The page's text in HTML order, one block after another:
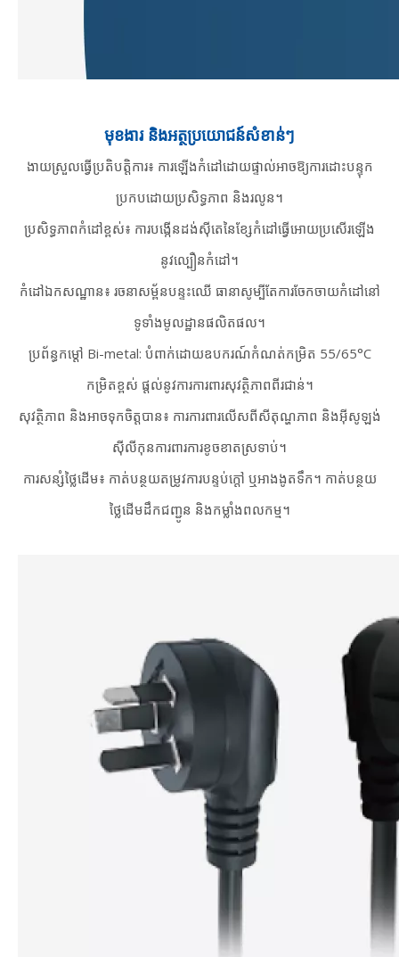
មុខងារ និងអត្ថប្រយោជន៍សំខាន់ៗ
ងាយស្រួលធ្វើប្រតិបត្តិការ៖ ការឡើងកំដៅដោយផ្ទាល់អាចឱ្យការដោះបន្ទុក
ប្រកបដោយប្រសិទ្ធភាព និងរលូន។
ប្រសិទ្ធភាពកំដៅខ្ពស់៖ ការបង្កើនដង់ស៊ីតេនៃខ្សែកំដៅធ្វើអោយប្រសើរឡើង
នូវល្បឿនកំដៅ។
កំដៅឯកសណ្ឋាន៖ រចនាសម្ព័នបន្ទះឈើ ធានាសូម្បីតែការចែកចាយកំដៅនៅ
ទូទាំងមូលដ្ឋានផលិតផល។
ប្រព័ន្ធកម្តៅ Bi-metal: បំពាក់ដោយឧបករណ៍កំណត់កម្រិត 55/65°C
កម្រិតខ្ពស់ ផ្តល់នូវការការពារសុវត្ថិភាពពីរជាន់។
សុវត្ថិភាព និងអាចទុកចិត្តបាន៖ ការការពារលើសពីសីតុណ្ហភាព និងអ៊ីសូឡង់
ស៊ីលីកុនការពារការខូចខាតស្រទាប់។
ការសន្សំថ្លៃដើម៖ កាត់បន្ថយតម្រូវការបន្ទប់ក្តៅ ឬអាងងូតទឹក។ កាត់បន្ថយ
ថ្លៃដើមដឹកជញ្ជូន និងកម្លាំងពលកម្ម។